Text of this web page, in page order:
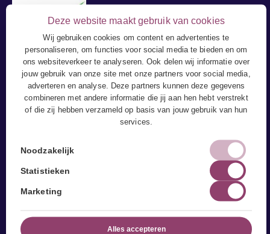
Deze website maakt gebruik van cookies
Wij gebruiken cookies om content en advertenties te
personaliseren, om functies voor social media te bieden en om
ons websiteverkeer te analyseren. Ook delen wij informatie over
jouw gebruik van onze site met onze partners voor social media,
adverteren en analyse. Deze partners kunnen deze gegevens
combineren met andere informatie die jij aan hen hebt verstrekt
of die zij hebben verzameld op basis van jouw gebruik van hun
services.
Noodzakelijk
Statistieken
Marketing
Alles accepteren
Fysiotherapie
Klachten